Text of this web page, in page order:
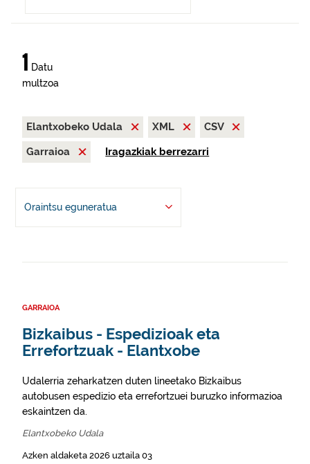
1 Datu
multzoa
Elantxobeko Udala XML
CSV
Garraioa
Iragazkiak berrezarri
Oraintsu eguneratua
GARRAIOA
Bizkaibus - Espedizioak eta
Errefortzuak - Elantxobe
Udalerria zeharkatzen duten lineetako Bizkaibus
autobusen espedizio eta errefortzuei buruzko informazioa
eskaintzen da.
Elantxobeko Udala
Azken aldaketa 2026 uztaila 03